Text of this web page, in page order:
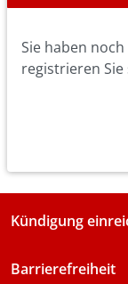
Sie haben
registrieren
Kündigung
Barrierefreiheit